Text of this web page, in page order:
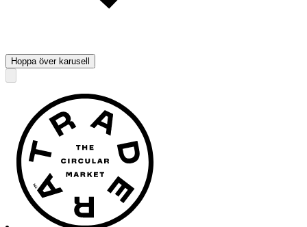
Hoppa över karusell